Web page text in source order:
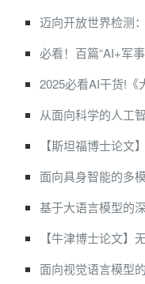
迈向开放世界检测
必看！百篇“AI+军
2025必看AI干货!《
从面向科学的人工
【斯坦福博士论文
面向具身智能的多
基于大语言模型的
【牛津博士论文】
面向视觉语言模型